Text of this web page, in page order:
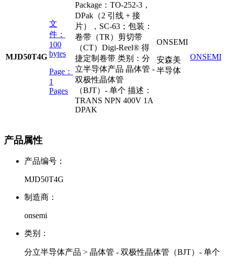
MJD50T4G
文
件：
100
bytes
Page：
1
Pages
Package：TO-252-3，
DPak（2 引线 + 接
片），SC-63；包装：
卷带（TR）剪切带
（CT）Digi-Reel® 得
捷定制卷带 类别：分
立半导体产品 晶体管 -
双极性晶体管
（BJT）- 单个 描述：
TRANS NPN 400V 1A
DPAK
ONSEMI
安森美
半导体
ONSEMI
产品属性
产品编号：
MJD50T4G
制造商：
onsemi
类别：
分立半导体产品 > 晶体管 - 双极性晶体管（BJT）- 单个